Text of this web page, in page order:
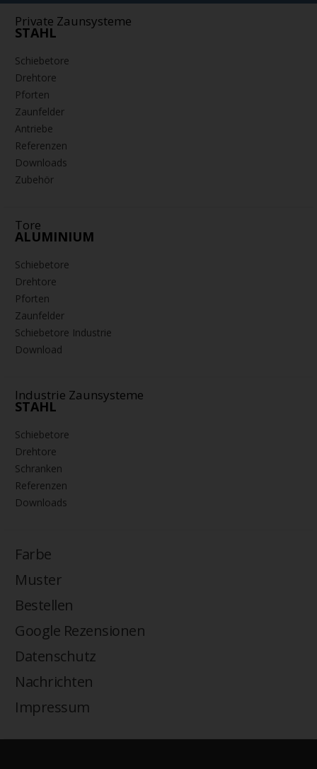
Private Zaunsysteme
STAHL
Schiebetore
Drehtore
Pforten
Zaunfelder
Antriebe
Referenzen
Downloads
Zubehör
Tore
ALUMINIUM
Schiebetore
Drehtore
Pforten
Zaunfelder
Schiebetore Industrie
Download
Industrie Zaunsysteme
STAHL
Schiebetore
Drehtore
Schranken
Referenzen
Downloads
Farbe
Muster
Bestellen
Google Rezensionen
Datenschutz
Nachrichten
Impressum